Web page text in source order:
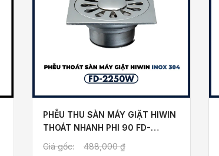
PHỄU THU SÀN MÁY GIẶT HIWIN
THOÁT NHANH PHI 90 FD-
2250W
Giá gốc: 488,000₫